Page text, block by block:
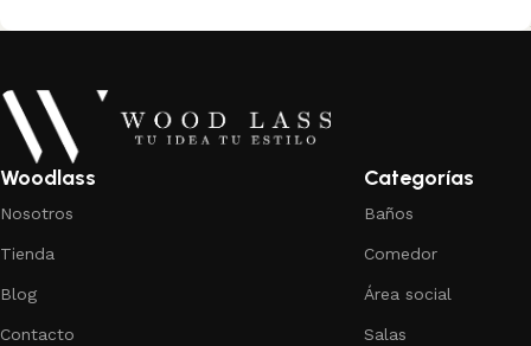
Woodlass
Nosotros
Tienda
Blog
Contacto
Categorías
Baños
Comedor
Área social
Salas